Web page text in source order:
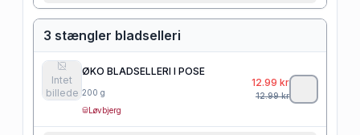
3 stængler bladselleri
Intet
billede
ØKO BLADSELLERI I POSE
200 g
Løvbjerg
12.99 kr
12.99kr